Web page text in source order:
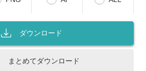
ダウンロード
まとめてダウンロード